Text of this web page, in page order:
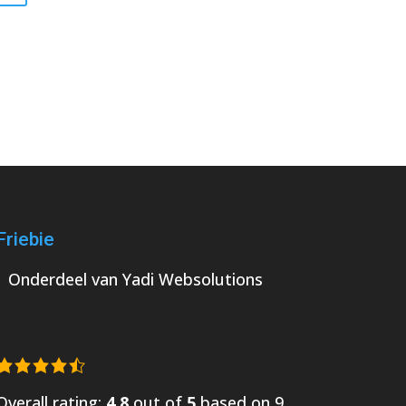
Onderdeel van Yadi Websolutions